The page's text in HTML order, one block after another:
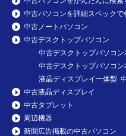
中古パソコンを詳細スペックで
中古ノートパソコン
中古デスクトップパソコン
中古デスクトップパソコン
中古デスクトップパソコ
液晶ディスプレイ一体型
中古液晶ディスプレイ
中古タブレット
周辺機器
新聞広告掲載の中古パソコン